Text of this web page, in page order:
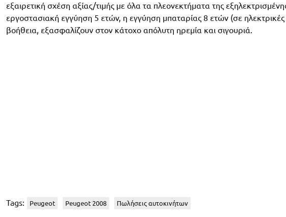
εξαιρετική σχέση αξίας/τιμής με όλα τα πλεονεκτήματα της
εργοστασιακή εγγύηση 5 ετών, η εγγύηση μπαταρίας 8 ετών (σε
βοήθεια, εξασφαλίζουν στον κάτοχο απόλυτη ηρεμία και σιγουριά.
Tags: Peugeot Peugeot 2008 Πωλήσεις αυτοκινήτων